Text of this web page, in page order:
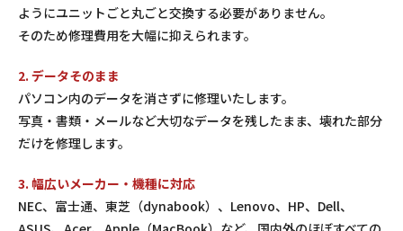
ようにユニットごと丸ごと交換する必要がありません。
そのため修理費用を大幅に抑えられます。
2. データそのまま
パソコン内のデータを消さずに修理いたします。
写真・書類・メールなど大切なデータを残したまま、壊れた部分
だけを修理します。
3. 幅広いメーカー・機種に対応
NEC、富士通、東芝（dynabook）、Lenovo、HP、Dell、